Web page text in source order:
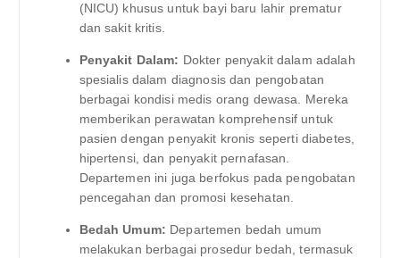
(NICU) khusus untuk bayi baru lahir prematur
dan sakit kritis.
Penyakit Dalam: Dokter penyakit dalam adalah
spesialis dalam diagnosis dan pengobatan
berbagai kondisi medis orang dewasa. Mereka
memberikan perawatan komprehensif untuk
pasien dengan penyakit kronis seperti diabetes,
hipertensi, dan penyakit pernafasan.
Departemen ini juga berfokus pada pengobatan
pencegahan dan promosi kesehatan.
Bedah Umum: Departemen bedah umum
melakukan berbagai prosedur bedah, termasuk